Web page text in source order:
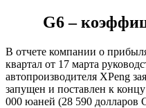
G6 –
В отчете компании о
квартал от 17 марта
автопроизводителя XPeng
запущен и поставлен к
000 юаней (28 590